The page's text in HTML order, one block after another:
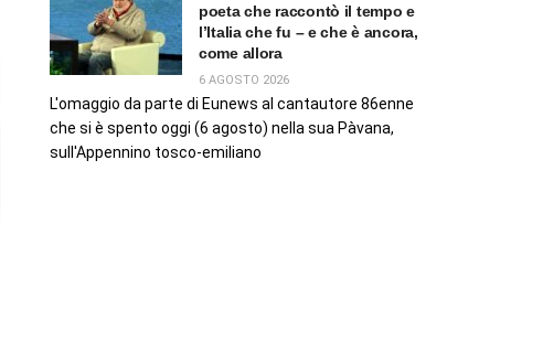
poeta che raccontò il tempo e
l’Italia che fu – e che è ancora,
come allora
6 AGOSTO 2026
L'omaggio da parte di Eunews al cantautore 86enne
che si è spento oggi (6 agosto) nella sua Pàvana,
sull'Appennino tosco-emiliano